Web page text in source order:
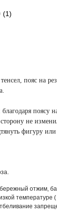
(1)
пояс на
благодаря поясу
не
фигуру или
бережный отжим,
температуре (